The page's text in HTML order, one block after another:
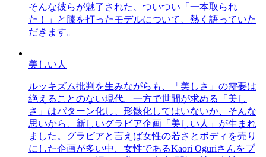
そんな彼らが魅了された、ついつい「一本取られ
た！」と膝を打ったモデルについて、熱く語っていた
だきます。
美しい人
ルッキズム批判を生みながらも、「美しさ」の需要は
絶えることのない現代。一方で世間が求める「美し
さ」はパターン化し、形骸化してはいないか、そんな
思いから、新しいグラビア企画「美しい人」が生まれ
ました。グラビアと言えば女性の若さとボディを売り
にした企画が多い中、女性であるKaori Oguriさんをプ